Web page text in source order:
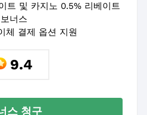
트 및 카지노 0.5% 리베이트
보너스
체 결제 옵션 지원
9.4
스 청구